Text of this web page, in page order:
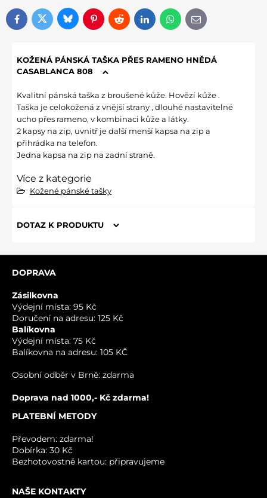
FacebookTwitterBlueskyPinterestRedditLinkedInWhatsApp
E-mail
KOŽENÁ PÁNSKÁ TAŠKA PŘES RAMENO HNĚDÁ
CASABLANCA 808
Kvalitní pánská taška z broušené kůže. Hovězí kůže .
Taška je celokožená z vnější strany , dlouhé nastavitelné
ucho přes rameno, v kombinaci kůže a látky.
2 kapsy na zip, uvnitř je další menší kapsa na zip a
přihrádka na telefon.
Jedna kapsa na zip na zadní straně.
Více z kategorie
Kožené pánské tašky
DOTAZ K PRODUKTU
VÁŠ E-MAIL
DOPRAVA
Zásilkovna
Výdejní místa: 95 Kč
Doručení na adresu: 125 Kč
Balíkovna
Výdejní místa: 75 Kč
Balíkovna na adresu: 105 KČ
Osobní odběr v Brně: zdarma
Doprava nad 1000,- Kč zdarma!
PLATEBNÍ METODY
Převodem: zdarma!
Dobírka: 30 Kč
Bezhotovostně kartou: připravujeme
NAŠE KONTAKTY